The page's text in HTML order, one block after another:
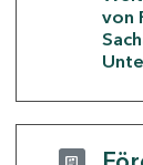
von